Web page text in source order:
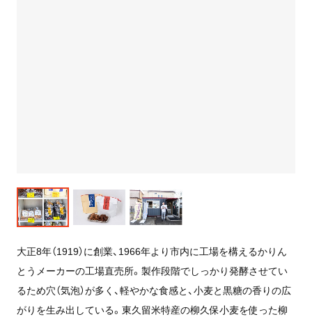
大正8年（1919）に創業、1966年より市内に工場を構えるかりん
とうメーカーの工場直売所。製作段階でしっかり発酵させてい
るため穴（気泡）が多く、軽やかな食感と、小麦と黒糖の香りの広
がりを生み出している。東久留米特産の柳久保小麦を使った柳